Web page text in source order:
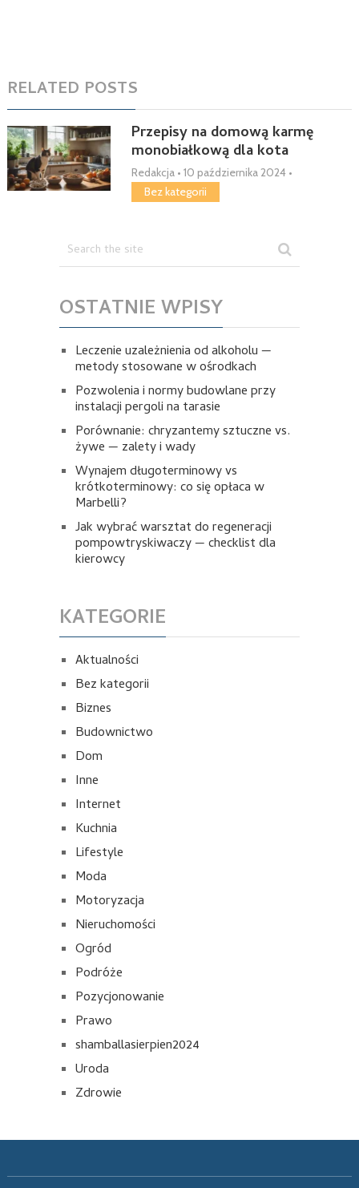
RELATED POSTS
Przepisy na domową karmę
monobiałkową dla kota
Redakcja • 10 października 2024•
Bez kategorii
OSTATNIE WPISY
Leczenie uzależnienia od alkoholu —
metody stosowane w ośrodkach
Pozwolenia i normy budowlane przy
instalacji pergoli na tarasie
Porównanie: chryzantemy sztuczne vs.
żywe — zalety i wady
Wynajem długoterminowy vs
krótkoterminowy: co się opłaca w
Marbelli?
Jak wybrać warsztat do regeneracji
pompowtryskiwaczy — checklist dla
kierowcy
KATEGORIE
Aktualności
Bez kategorii
Biznes
Budownictwo
Dom
Inne
Internet
Kuchnia
Lifestyle
Moda
Motoryzacja
Nieruchomości
Ogród
Podróże
Pozycjonowanie
Prawo
shamballasierpien2024
Uroda
Zdrowie